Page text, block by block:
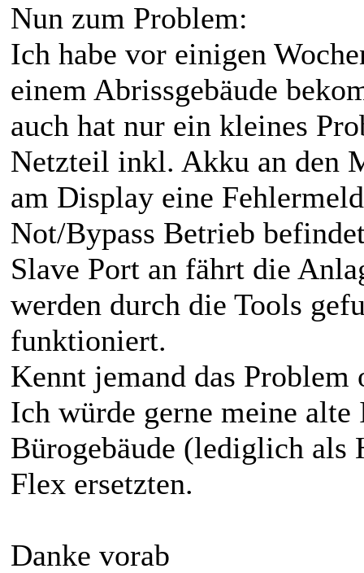
Nun zum Problem:
Ich habe vor einigen
einem Abrissgebäude
auch hat nur ein kleines
Netzteil inkl. Akku an den
am Display eine
Not/Bypass Betrieb
Slave Port an fährt die
werden durch die Tools
funktioniert.
Kennt jemand das
Ich würde gerne meine
Bürogebäude (lediglich als
Flex ersetzten.
Danke vorab